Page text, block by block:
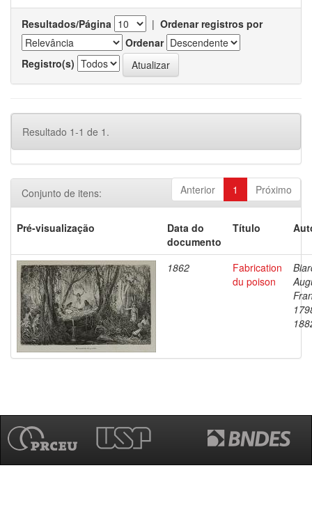
Resultados/Página | Ordenar registros por
Ordenar
Registro(s)
Resultado 1-1 de 1.
Anterior 1 Próximo
Conjunto de itens:
Pré-visualização
Data do
documento
Título
1862
Fabrication
du poison